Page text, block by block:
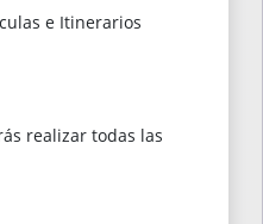
e Itinerarios
realizar todas las